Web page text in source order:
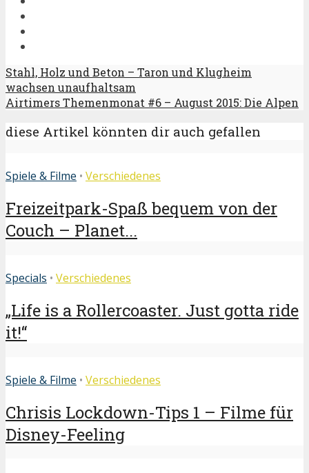
Stahl, Holz und Beton – Taron und Klugheim
wachsen unaufhaltsam
Airtimers Themenmonat #6 – August 2015: Die Alpen
diese Artikel könnten dir auch gefallen
Spiele & Filme • Verschiedenes
Freizeitpark-Spaß bequem von der
Couch – Planet...
Specials • Verschiedenes
„Life is a Rollercoaster. Just gotta ride
it!“
Spiele & Filme • Verschiedenes
Chrisis Lockdown-Tips 1 – Filme für
Disney-Feeling